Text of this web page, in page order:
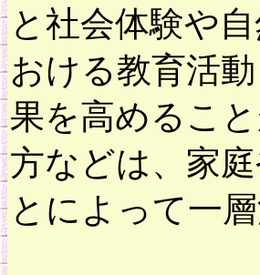
と社会体験や
おける教育活
果を高めるこ
方などは、家
とによって一